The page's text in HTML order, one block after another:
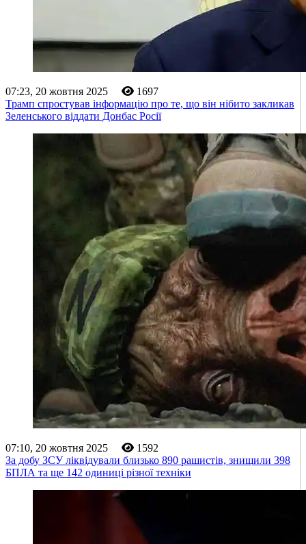
07:23, 20 жовтня 2025
1697
Трамп спростував інформацію про те, що він нібито закликав
Зеленського віддати Донбас Росії
07:10, 20 жовтня 2025
1592
За добу ЗСУ ліквідували близько 890 рашистів, знищили 398
БПЛА та ще 142 одиниці різної техніки